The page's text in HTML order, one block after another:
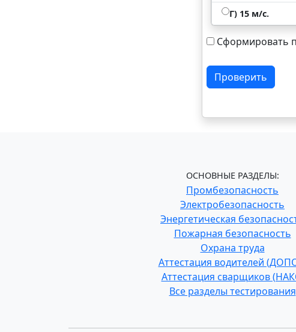
Г) 15 м/с.
Сформировать
Проверить
ОСНОВНЫЕ РАЗДЕЛЫ:
Промбезопасность
Электробезопасность
Энергетическая
Пожарная безопасность
Охрана труда
Аттестация водителей
Аттестация сварщиков
Все разделы тестирования